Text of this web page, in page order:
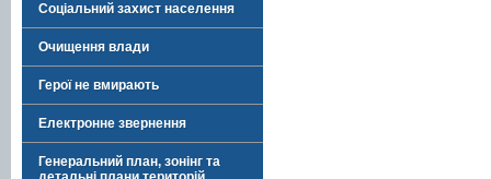
Соціальний захист населення
Очищення влади
Герої не вмирають
Електронне звернення
Генеральний план, зонінг та